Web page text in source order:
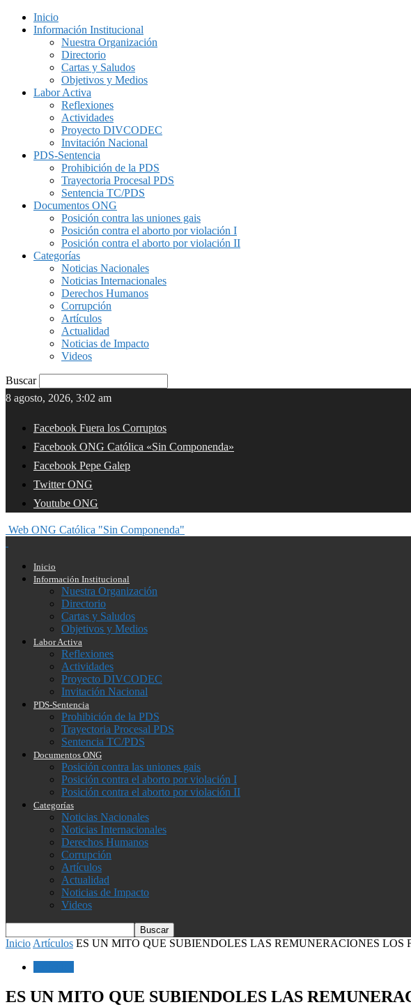
Inicio
Información Institucional
Nuestra Organización
Directorio
Cartas y Saludos
Objetivos y Medios
Labor Activa
Reflexiones
Actividades
Proyecto DIVCODEC
Invitación Nacional
PDS-Sentencia
Prohibición de la PDS
Trayectoria Procesal PDS
Sentencia TC/PDS
Documentos ONG
Posición contra las uniones gais
Posición contra el aborto por violación I
Posición contra el aborto por violación II
Categorías
Noticias Nacionales
Noticias Internacionales
Derechos Humanos
Corrupción
Artículos
Actualidad
Noticias de Impacto
Videos
Buscar
8 agosto, 2026, 3:02 am
Facebook Fuera los Corruptos
Facebook ONG Católica «Sin Componenda»
Facebook Pepe Galep
Twitter ONG
Youtube ONG
Web ONG Católica "Sin Componenda"
Inicio
Información Institucional
Nuestra Organización
Directorio
Cartas y Saludos
Objetivos y Medios
Labor Activa
Reflexiones
Actividades
Proyecto DIVCODEC
Invitación Nacional
PDS-Sentencia
Prohibición de la PDS
Trayectoria Procesal PDS
Sentencia TC/PDS
Documentos ONG
Posición contra las uniones gais
Posición contra el aborto por violación I
Posición contra el aborto por violación II
Categorías
Noticias Nacionales
Noticias Internacionales
Derechos Humanos
Corrupción
Artículos
Actualidad
Noticias de Impacto
Videos
Inicio Artículos ES UN MITO QUE SUBIENDOLES LAS REMUNERACIONES LOS
ES UN MITO QUE SUBIENDOLES LAS